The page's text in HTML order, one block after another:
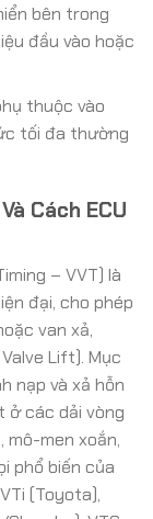
bên trong
đầu vào hoặc
thuộc vào
tối đa thường
Cách ECU
– VVT) là
đại, cho phép
van xả,
Lift). Mục
nạp và xả hỗn
ở các dải vòng
men xoắn,
phổ biến của
(Toyota),